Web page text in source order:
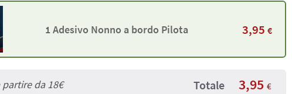
1 Adesivo Nonno a bordo Pilota 3,95 €
partire da18€ Totale 3,95 €